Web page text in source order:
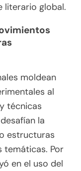
literario global.
moldean
al
técnicas
la
estructuras
temáticas. Por
en el uso del